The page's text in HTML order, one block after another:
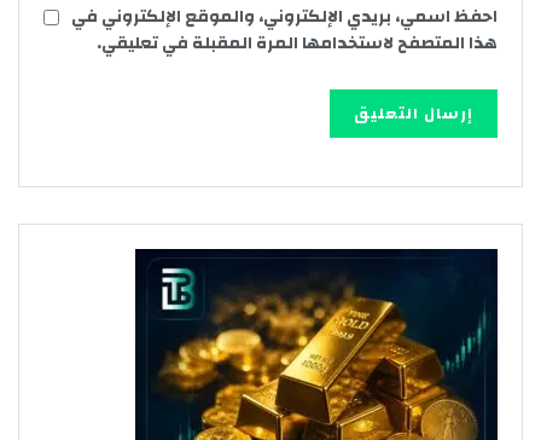
احفظ اسمي، بريدي الإلكتروني، والموقع الإلكتروني في
هذا المتصفح لاستخدامها المرة المقبلة في تعليقي.